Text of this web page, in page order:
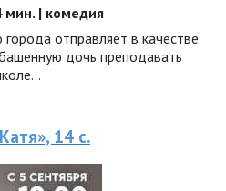
мин. | комедия
отправляет в качестве
дочь преподавать
14 с.